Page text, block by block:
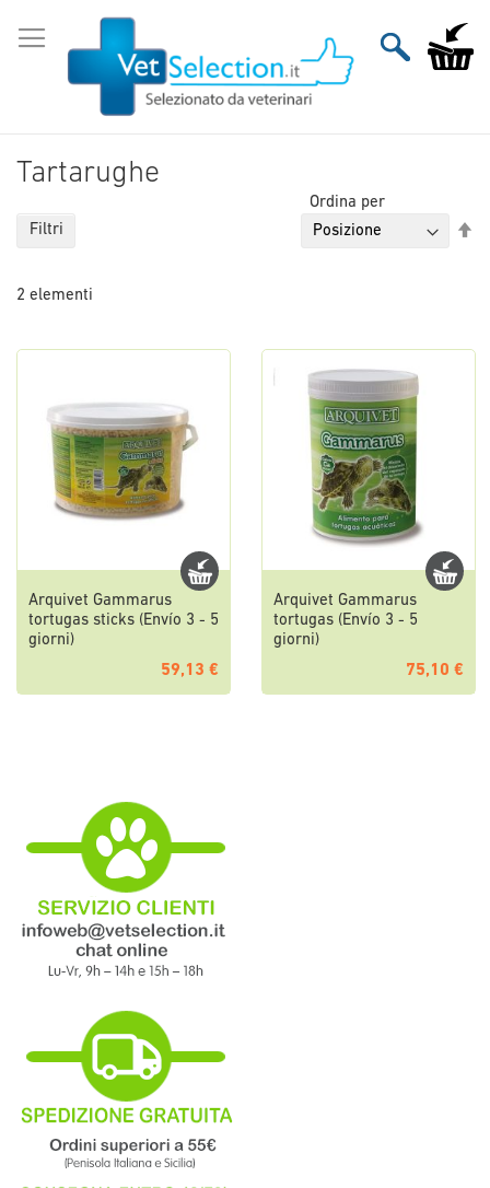
al
contenuto
Carrello
Tartarughe
2 elementi
Ordina per
Arquivet Gammarus
tortugas sticks (Envío 3 - 5
giorni)
59,13 €
Arquivet Gammarus
tortugas (Envío 3 - 5
giorni)
75,10 €
Filtri